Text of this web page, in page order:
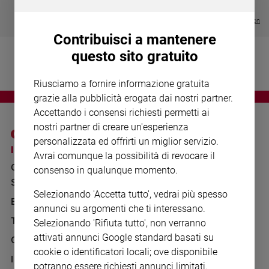
Devozione
fede
giorno
Santo
del
Società
e
valori
Visualizza tutte le collection
I SITI SAN PAOLO
GRUPPO EDITORIALE
SAN PAOLO
BENESSERE
TELENOVA
GAZZETTA D'ALBA
IL GIORNALINO
NOTE LEGALI
PRIVACY POLICY
WHISTLEBLOWING
SOCIAL
Contribuisci a mantenere
questo sito gratuito
Riusciamo a fornire informazione gratuita
grazie alla pubblicità erogata dai nostri partner.
Accettando i consensi richiesti permetti ai
nostri partner di creare un'esperienza
personalizzata ed offrirti un miglior servizio.
Avrai comunque la possibilità di revocare il
consenso in qualunque momento.
Selezionando 'Accetta tutto', vedrai più spesso
annunci su argomenti che ti interessano.
Selezionando 'Rifiuta tutto', non verranno
attivati annunci Google standard basati su
cookie o identificatori locali; ove disponibile
potranno essere richiesti annunci limitati.